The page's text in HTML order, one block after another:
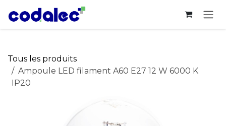
Se rendre au contenu
Tous les produits
Ampoule LED filament A60 E27 12 W 6000 K
IP20